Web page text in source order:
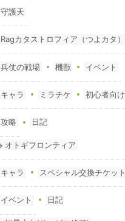
守護天
Ragカタストロフィア（つよカタ）
兵仗の戦場 機獣 イベント
キャラ ミラチケ 初心者向け
攻略 日記
オトギフロンティア
キャラ スペシャル交換チケット
イベント 日記